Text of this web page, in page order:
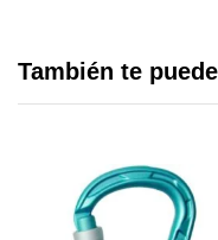
También te